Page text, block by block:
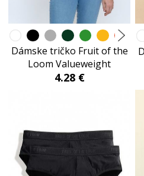
Dámske tričko Fruit of the
Loom Valueweight
4.28 €